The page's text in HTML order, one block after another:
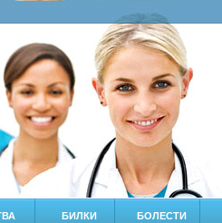
БИЛКИ БОЛЕСТИ